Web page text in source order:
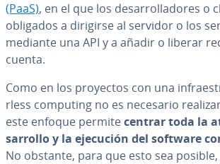
(PaaS), en el que los de­sa­rro­lla­do­res o
obligados a dirigirse al servidor o los
mediante una API y a añadir o liberar
cuenta.
Como en los proyectos con una
r­le­ss computing no es necesario
este enfoque permitecentrar toda la
sa­rro­llo y la ejecución del software
No obstante, para que esto sea